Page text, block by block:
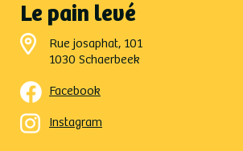
Le pain levé
Rue josaphat, 101
1030 Schaerbeek
Facebook
Instagram